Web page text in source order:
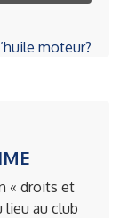
« droits et
lieu au club